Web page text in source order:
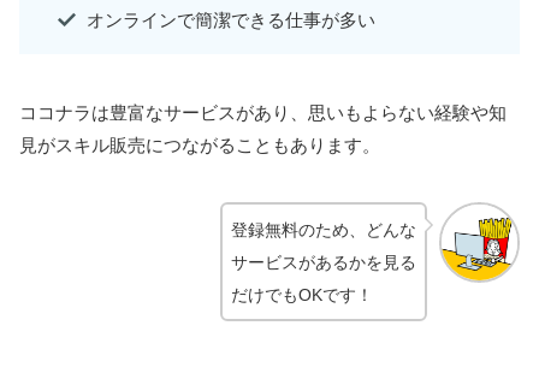
オンラインで簡潔できる仕事が多い
ココナラは豊富なサービスがあり、思いもよらない経験や知
見がスキル販売につながることもあります。
登録無料のため、どんな
サービスがあるかを見る
だけでもOKです！